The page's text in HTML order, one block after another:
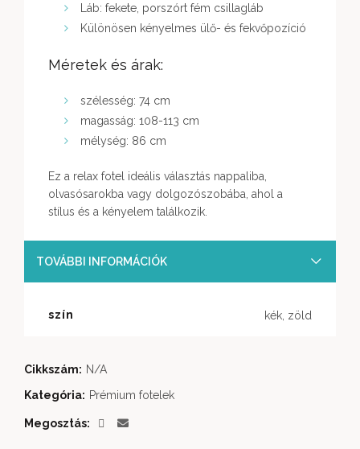
Láb: fekete, porszórt fém csillagláb
Különösen kényelmes ülő- és fekvőpozíció
Méretek és árak:
szélesség: 74 cm
magasság: 108-113 cm
mélység: 86 cm
Ez a relax fotel ideális választás nappaliba,
olvasósarokba vagy dolgozószobába, ahol a
stílus és a kényelem találkozik.
TOVÁBBI INFORMÁCIÓK
szín kék, zöld
Cikkszám: N/A
Kategória: Prémium fotelek
Megosztás